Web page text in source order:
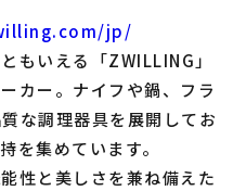
jp/
もいえる「ZWILLING」
カー。ナイフや鍋、フラ
な調理器具を展開してお
を集めています。
性と美しさを兼ね備えた